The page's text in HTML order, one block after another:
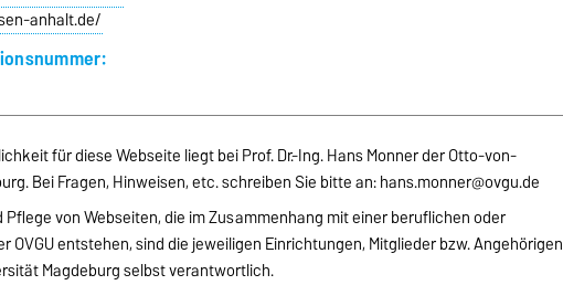
anhalt.de/
für diese Webseite liegt bei Prof. Dr.-Ing. Hans Monner der Otto-von-
Bei Fragen, Hinweisen, etc. schreiben Sie bitte an:hans.monner@ovgu.de
Pflege von Webseiten, die im Zusammenhang mit einer beruflichen oder
entstehen, sind die jeweiligen Einrichtungen, Mitglieder bzw. Angehörigen
Magdeburg selbst verantwortlich.